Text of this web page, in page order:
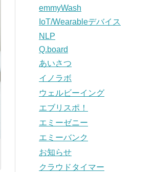
emmyWash
IoT/Wearableデバイス
NLP
Q.board
あいさつ
イノラボ
ウェルビーイング
エブリスポ！
エミーゼニー
エミーバンク
お知らせ
クラウドタイマー